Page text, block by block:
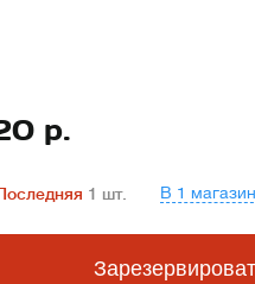
р.
1 шт. В 1